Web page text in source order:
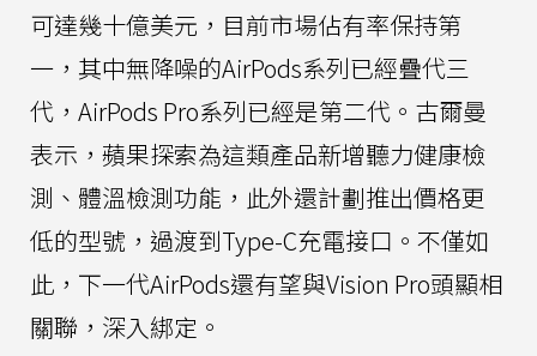
可達幾十億美元，目前市場佔有率保持第
一，其中無降噪的AirPods系列已經疊代三
代，AirPods Pro系列已經是第二代。古爾曼
表示，蘋果探索為這類產品新增聽力健康檢
測、體溫檢測功能，此外還計劃推出價格更
低的型號，過渡到Type-C充電接口。不僅如
此，下一代AirPods還有望與Vision Pro頭顯相
關聯，深入綁定。